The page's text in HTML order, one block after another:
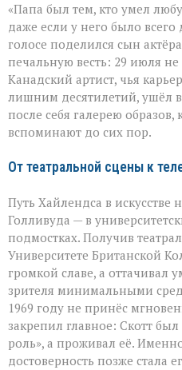
«Папа был тем, кто умел
даже если у него было
голосе поделился сын
печальную весть: 29 июля не
Канадский артист, чья
лишним десятилетий, ушёл в
после себя галерею образов,
вспоминают до сих пор.
От театральной сцены к
Путь Хайлендса в искусстве
Голливуда — в
подмостках. Получив
Университете Британской
громкой славе, а оттачивал
зрителя минимальными
1969 году не принёс
закрепил главное: Скотт
роль», а проживал её.
достоверность позже